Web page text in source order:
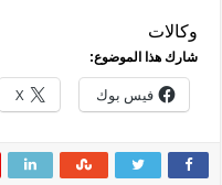
وكالات
شارك هذا الموضوع:
فيس بوك X